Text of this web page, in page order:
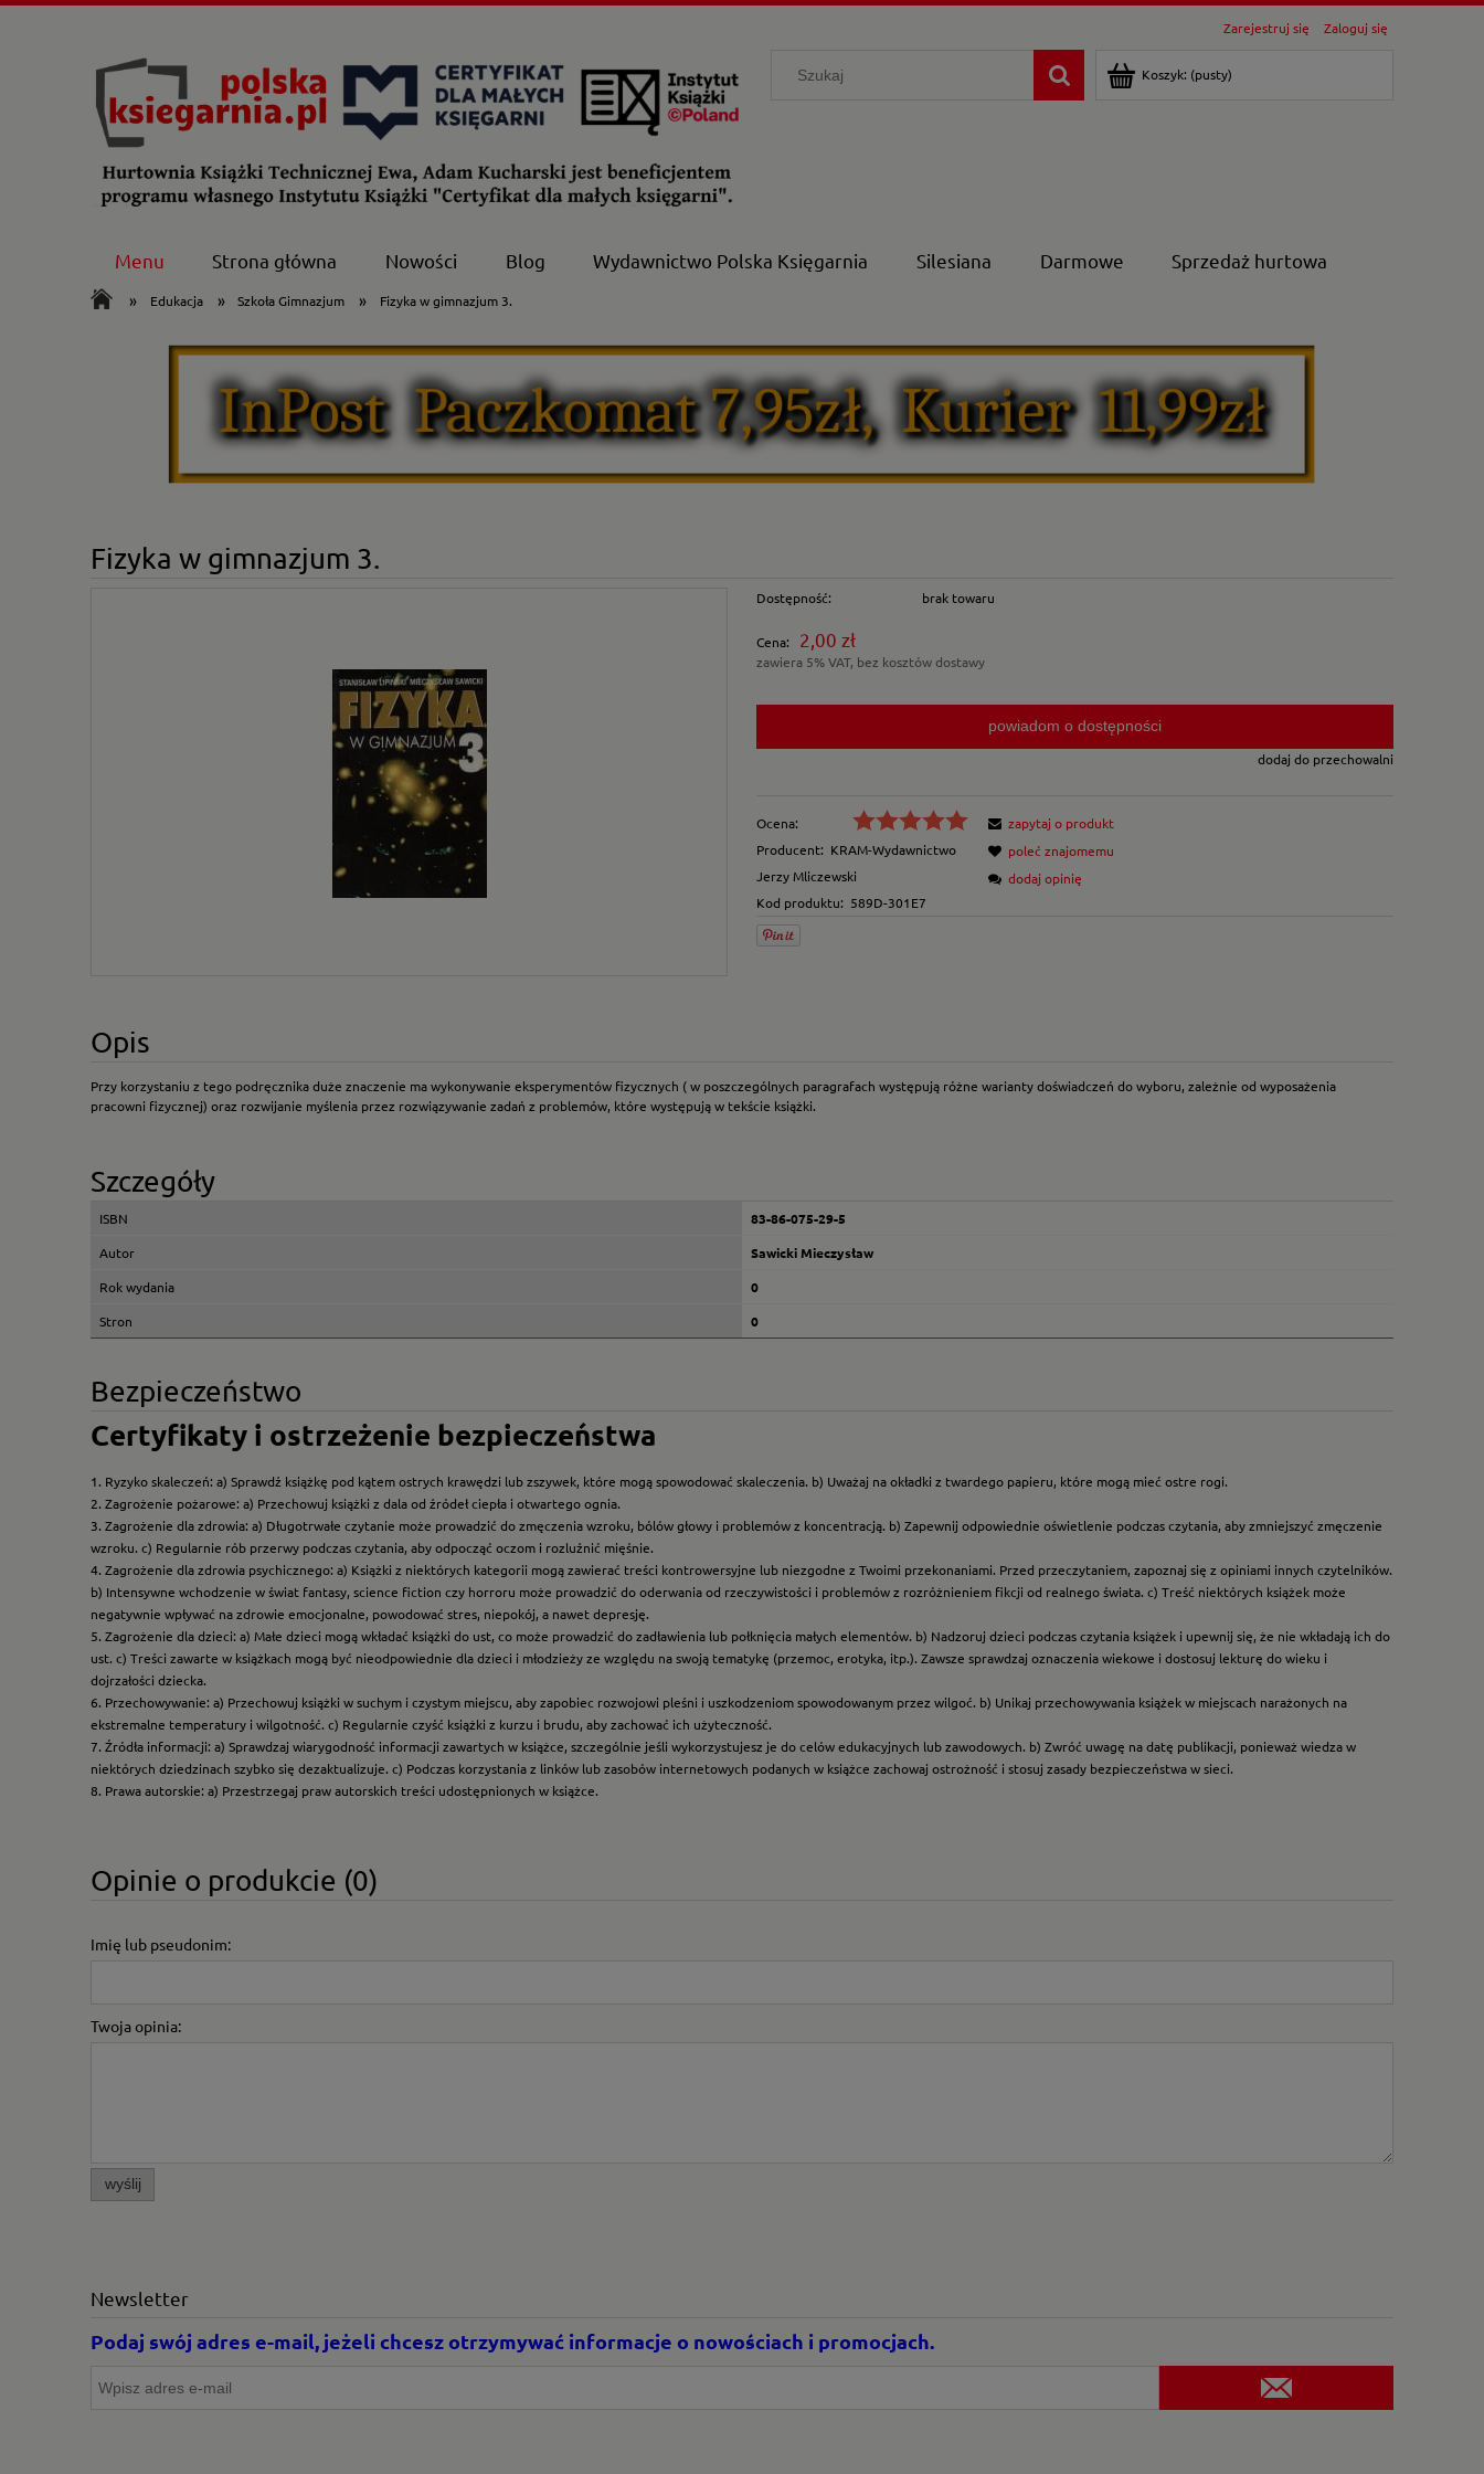
Zarejestruj się Zaloguj się
Koszyk: (pusty)
Menu Strona główna Nowości Blog Wydawnictwo Polska Księgarnia Silesiana Darmowe Sprzedaż hurtowa
» Edukacja » Szkoła Gimnazjum » Fizyka w gimnazjum 3.
Fizyka w gimnazjum 3.
Dostępność: brak towaru
Cena: 2,00 zł
zawiera 5% VAT, bez kosztów dostawy
powiadom o dostępności
dodaj do przechowalni
Ocena:
Producent: KRAM-Wydawnictwo
Jerzy Mliczewski
Kod produktu: 589D-301E7
zapytaj o produkt
poleć znajomemu
dodaj opinię
Opis
Przy korzystaniu z tego podręcznika duże znaczenie ma wykonywanie eksperymentów fizycznych ( w poszczególnych paragrafach występują różne warianty doświadczeń do wyboru, zależnie od wyposażenia
pracowni fizycznej) oraz rozwijanie myślenia przez rozwiązywanie zadań z problemów, które występują w tekście książki.
Szczegóły
ISBN
83-86-075-29-5
Autor
Sawicki Mieczysław
Rok wydania
0
Stron
0
Bezpieczeństwo
Certyfikaty i ostrzeżenie bezpieczeństwa
1. Ryzyko skaleczeń: a) Sprawdź książkę pod kątem ostrych krawędzi lub zszywek, które mogą spowodować skaleczenia. b) Uważaj na okładki z twardego papieru, które mogą mieć ostre rogi.
2. Zagrożenie pożarowe: a) Przechowuj książki z dala od źródeł ciepła i otwartego ognia.
3. Zagrożenie dla zdrowia: a) Długotrwałe czytanie może prowadzić do zmęczenia wzroku, bólów głowy i problemów z koncentracją. b) Zapewnij odpowiednie oświetlenie podczas czytania, aby zmniejszyć zmęczenie
wzroku. c) Regularnie rób przerwy podczas czytania, aby odpocząć oczom i rozluźnić mięśnie.
4. Zagrożenie dla zdrowia psychicznego: a) Książki z niektórych kategorii mogą zawierać treści kontrowersyjne lub niezgodne z Twoimi przekonaniami. Przed przeczytaniem, zapoznaj się z opiniami innych czytelników.
b) Intensywne wchodzenie w świat fantasy, science fiction czy horroru może prowadzić do oderwania od rzeczywistości i problemów z rozróżnieniem fikcji od realnego świata. c) Treść niektórych książek może
negatywnie wpływać na zdrowie emocjonalne, powodować stres, niepokój, a nawet depresję.
5. Zagrożenie dla dzieci: a) Małe dzieci mogą wkładać książki do ust, co może prowadzić do zadławienia lub połknięcia małych elementów. b) Nadzoruj dzieci podczas czytania książek i upewnij się, że nie wkładają ich do
ust. c) Treści zawarte w książkach mogą być nieodpowiednie dla dzieci i młodzieży ze względu na swoją tematykę (przemoc, erotyka, itp.). Zawsze sprawdzaj oznaczenia wiekowe i dostosuj lekturę do wieku i
dojrzałości dziecka.
6. Przechowywanie: a) Przechowuj książki w suchym i czystym miejscu, aby zapobiec rozwojowi pleśni i uszkodzeniom spowodowanym przez wilgoć. b) Unikaj przechowywania książek w miejscach narażonych na
ekstremalne temperatury i wilgotność. c) Regularnie czyść książki z kurzu i brudu, aby zachować ich użyteczność.
7. Źródła informacji: a) Sprawdzaj wiarygodność informacji zawartych w książce, szczególnie jeśli wykorzystujesz je do celów edukacyjnych lub zawodowych. b) Zwróć uwagę na datę publikacji, ponieważ wiedza w
niektórych dziedzinach szybko się dezaktualizuje. c) Podczas korzystania z linków lub zasobów internetowych podanych w książce zachowaj ostrożność i stosuj zasady bezpieczeństwa w sieci.
8. Prawa autorskie: a) Przestrzegaj praw autorskich treści udostępnionych w książce.
Opinie o produkcie (0)
Imię lub pseudonim:
Twoja opinia:
wyślij
Newsletter
Podaj swój adres e-mail, jeżeli chcesz otrzymywać informacje o nowościach i promocjach.